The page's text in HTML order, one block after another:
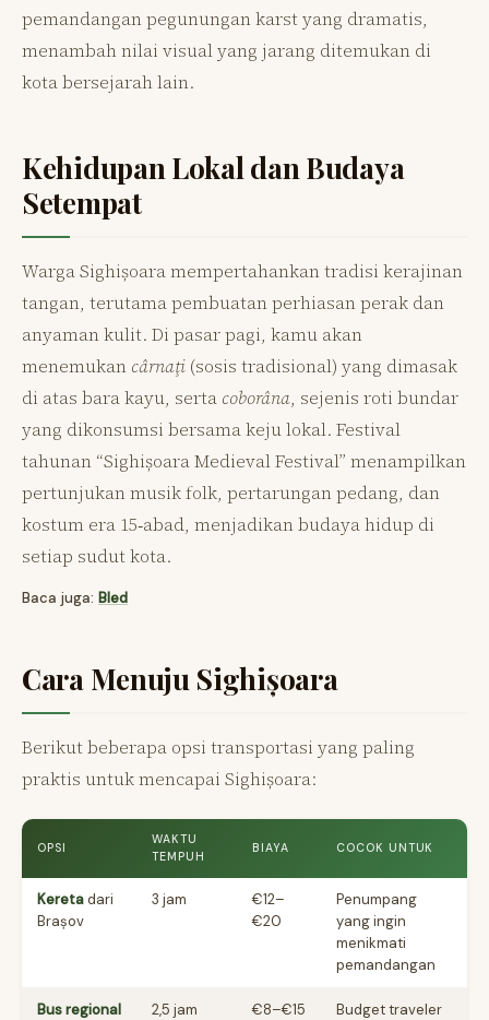
pemandangan pegunungan karst yang dramatis,
menambah nilai visual yang jarang ditemukan di
kota bersejarah lain.
Kehidupan Lokal dan Budaya
Setempat
Warga Sighișoara mempertahankan tradisi kerajinan
tangan, terutama pembuatan perhiasan perak dan
anyaman kulit. Di pasar pagi, kamu akan
menemukan cârnaţi (sosis tradisional) yang dimasak
di atas bara kayu, serta coborâna, sejenis roti bundar
yang dikonsumsi bersama keju lokal. Festival
tahunan “Sighișoara Medieval Festival” menampilkan
pertunjukan musik folk, pertarungan pedang, dan
kostum era 15‑abad, menjadikan budaya hidup di
setiap sudut kota.
Baca juga: Bled
Cara Menuju Sighișoara
Berikut beberapa opsi transportasi yang paling
praktis untuk mencapai Sighișoara:
OPSI
WAKTU
TEMPUH
BIAYA COCOK UNTUK
Keretadari
Brașov
3 jam
€12–
€20
Penumpang
yang ingin
menikmati
pemandangan
Bus regional
2,5 jam €8–€15 Budget traveler